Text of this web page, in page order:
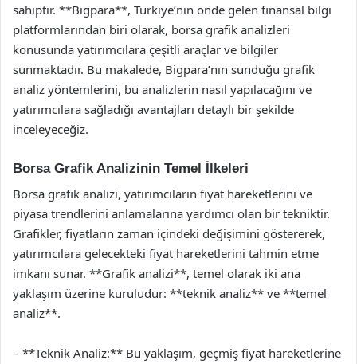
sahiptir. **Bigpara**, Türkiye’nin önde gelen finansal bilgi
platformlarından biri olarak, borsa grafik analizleri
konusunda yatırımcılara çeşitli araçlar ve bilgiler
sunmaktadır. Bu makalede, Bigpara’nın sunduğu grafik
analiz yöntemlerini, bu analizlerin nasıl yapılacağını ve
yatırımcılara sağladığı avantajları detaylı bir şekilde
inceleyeceğiz.
Borsa Grafik Analizinin Temel İlkeleri
Borsa grafik analizi, yatırımcıların fiyat hareketlerini ve
piyasa trendlerini anlamalarına yardımcı olan bir tekniktir.
Grafikler, fiyatların zaman içindeki değişimini göstererek,
yatırımcılara gelecekteki fiyat hareketlerini tahmin etme
imkanı sunar. **Grafik analizi**, temel olarak iki ana
yaklaşım üzerine kuruludur: **teknik analiz** ve **temel
analiz**.
– **Teknik Analiz:** Bu yaklaşım, geçmiş fiyat hareketlerine